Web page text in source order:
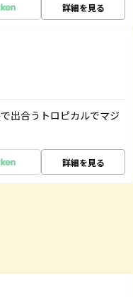
詳細を見る
出合うトロピカルでマジ
詳細を見る